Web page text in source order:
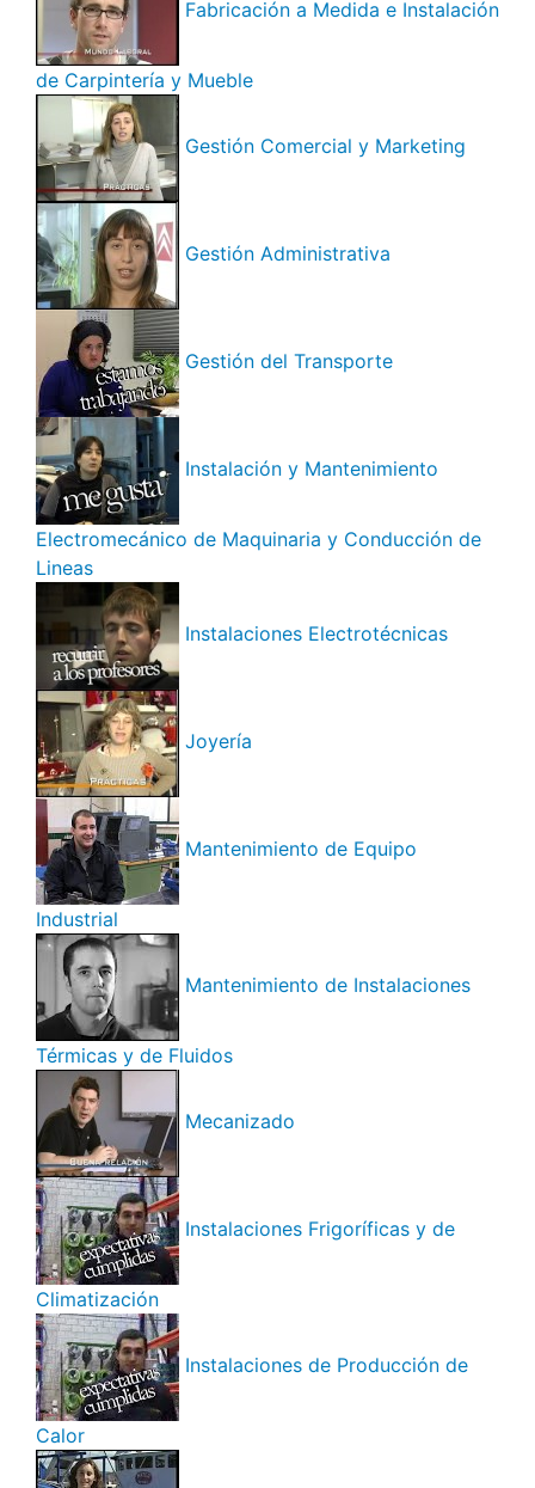
Fabricación a Medida e Instalación
de Carpintería y Mueble
Gestión Comercial y Marketing
Gestión Administrativa
Gestión del Transporte
Instalación y Mantenimiento
Electromecánico de Maquinaria y Conducción de
Lineas
Instalaciones Electrotécnicas
Joyería
Mantenimiento de Equipo
Industrial
Mantenimiento de Instalaciones
Térmicas y de Fluidos
Mecanizado
Instalaciones Frigoríficas y de
Climatización
Instalaciones de Producción de
Calor